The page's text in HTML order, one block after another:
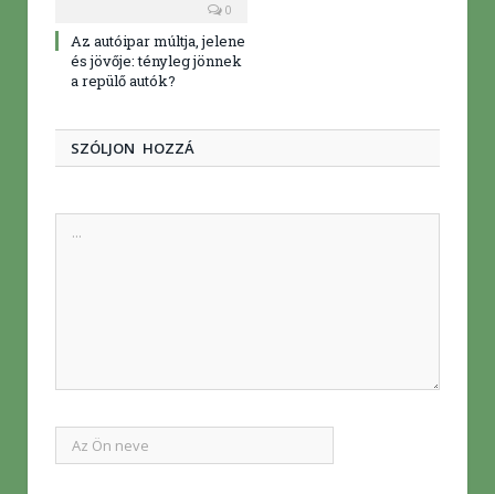
0
Az autóipar múltja, jelene
és jövője: tényleg jönnek
a repülő autók?
SZÓLJON HOZZÁ